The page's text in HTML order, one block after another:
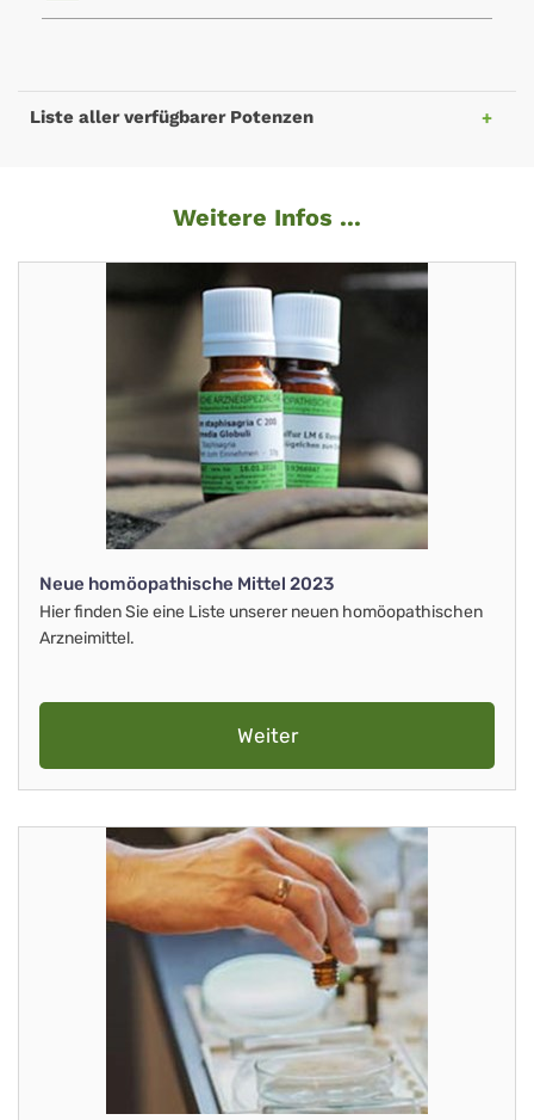
Liste aller verfügbarer Potenzen
Weitere Infos ...
Neue homöopathische Mittel 2023
Hier finden Sie eine Liste unserer neuen homöopathischen
Arzneimittel.
Weiter